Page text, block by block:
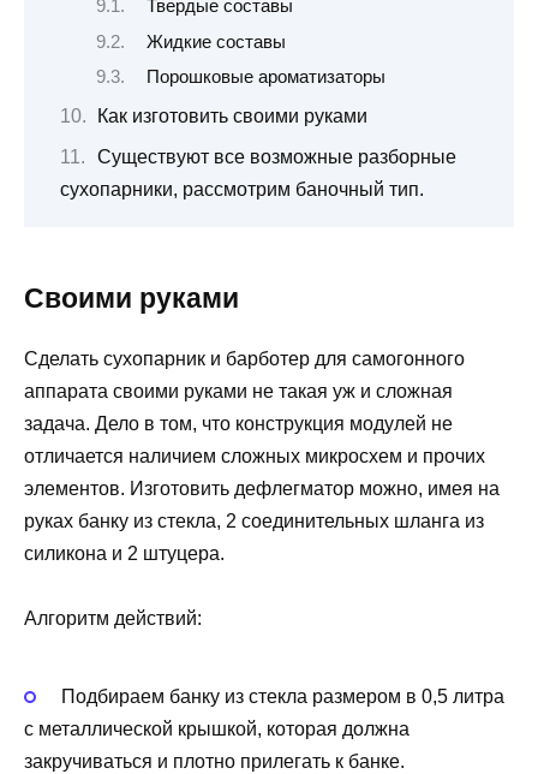
Твердые составы
Жидкие составы
Порошковые ароматизаторы
Как изготовить своими руками
Существуют все возможные разборные
сухопарники, рассмотрим баночный тип.
Своими руками
Сделать сухопарник и барботер для самогонного
аппарата своими руками не такая уж и сложная
задача. Дело в том, что конструкция модулей не
отличается наличием сложных микросхем и прочих
элементов. Изготовить дефлегматор можно, имея на
руках банку из стекла, 2 соединительных шланга из
силикона и 2 штуцера.
Алгоритм действий:
Подбираем банку из стекла размером в 0,5 литра
с металлической крышкой, которая должна
закручиваться и плотно прилегать к банке.